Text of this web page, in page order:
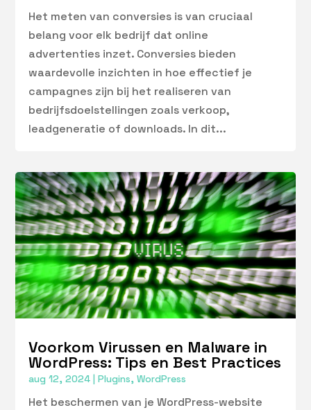
Het meten van conversies is van cruciaal
belang voor elk bedrijf dat online
advertenties inzet. Conversies bieden
waardevolle inzichten in hoe effectief je
campagnes zijn bij het realiseren van
bedrijfsdoelstellingen zoals verkoop,
leadgeneratie of downloads. In dit...
Voorkom Virussen en Malware in
WordPress: Tips en Best Practices
aug 12, 2024 |Plugins,WordPress
Het beschermen van je WordPress-website